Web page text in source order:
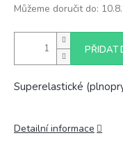
Můžeme doručit do:
PŘIDAT
Superelastické
Detailní informace